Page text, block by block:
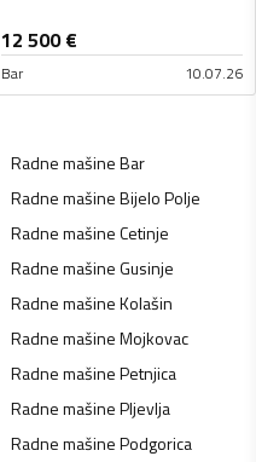
12 500€
Bar 10.07.26
Radne mašineBar
Radne mašineBijelo Polje
Radne mašineCetinje
Radne mašineGusinje
Radne mašineKolašin
Radne mašineMojkovac
Radne mašinePetnjica
Radne mašinePljevlja
Radne mašinePodgorica